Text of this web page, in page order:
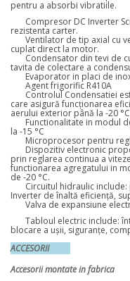
pentru a absorbi vibratiile.
Compresor DC Inverter
rezistenta carter.
Ventilator de tip axial cu
cuplat direct la motor.
Condensator din tevi de
tavita de colectare a
Evaporator in placi de inox
Agent frigorific R410A
Controlul Condensatiei
care asigură funcționarea
aerului exterior până la -20
Functionalitate in modul
la -15 °C
Microprocesor pentru
Dispozitiv electronic
prin reglarea continua a
functionarea agregatului in
de -20 °C.
Circuitul hidraulic include:
Inverter de înaltă eficiență,
Valva de expansiune
Tabloul electric include:
blocare a ușii, siguranțe,
ACCESORII
Accesorii montate in fabrica